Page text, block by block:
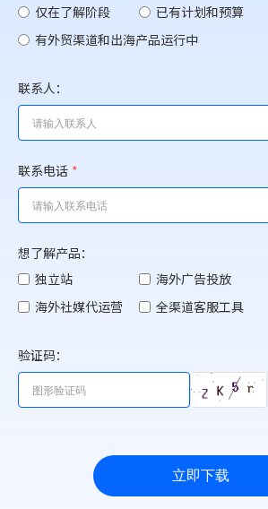
仅在了解阶段
已有计划和预算
有外贸渠道和出海产品运行中
联系人：
联系电话 *
想了解产品：
独立站
海外广告投放
海外社媒代运营
全渠道客服工具
验证码：
立即下载